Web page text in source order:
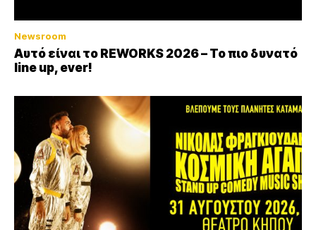
Newsroom
Αυτό είναι το REWORKS 2026 – Το πιο δυνατό
line up, ever!